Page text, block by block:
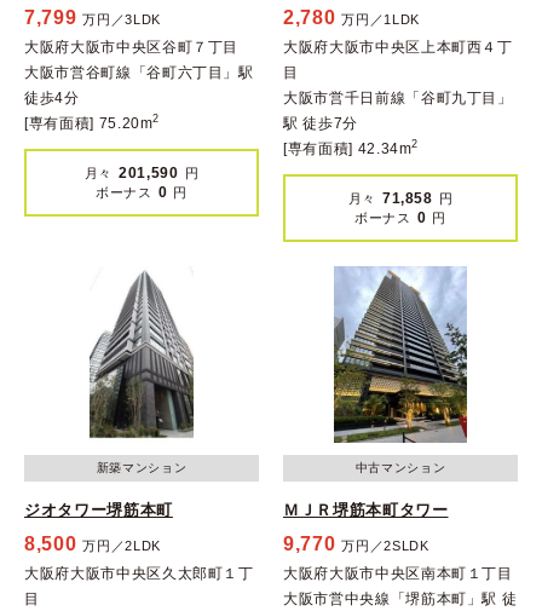
7,799 万円／3LDK
大阪府大阪市中央区谷町７丁目
大阪市営谷町線「谷町六丁目」駅
徒歩4分
[専有面積] 75.20m2
月々 201,590 円
ボーナス
0 円
2,780 万円／1LDK
大阪府大阪市中央区上本町西４丁
目
大阪市営千日前線「谷町九丁目」
駅 徒歩7分
[専有面積] 42.34m2
月々 71,858 円
ボーナス
0 円
新築マンション
ジオタワー堺筋本町
8,500 万円／2LDK
大阪府大阪市中央区久太郎町１丁
目
中古マンション
ＭＪＲ堺筋本町タワー
9,770 万円／2SLDK
大阪府大阪市中央区南本町１丁目
大阪市営中央線「堺筋本町」駅 徒